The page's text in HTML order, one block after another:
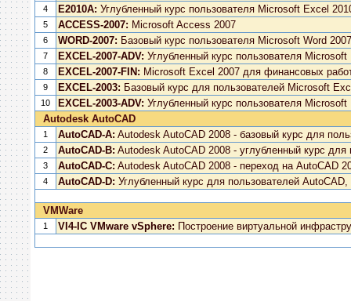
4 E2010A: Углубленный курс пользователя Microsoft Excel
5 ACCESS-2007: Microsoft Access 2007
6 WORD-2007: Базовый курс пользователя Microsoft Word 2007
7 EXCEL-2007-ADV: Углубленный курс пользователя
8 EXCEL-2007-FIN: Microsoft Excel 2007 для финансовых
9 EXCEL-2003: Базовый курс для пользователей Microsoft
10 EXCEL-2003-ADV: Углубленный курс пользователя
Autodesk AutoCAD
1 AutoCAD-A: Autodesk AutoCAD 2008 - базовый курс для
2 AutoCAD-B: Autodesk AutoCAD 2008 - углубленный курс
3 AutoCAD-C: Autodesk AutoCAD 2008 - переход на AutoCAD
4 AutoCAD-D: Углубленный курс для пользователей AutoCAD,
VMWare
1 VI4-IC VMware vSphere: Построение виртуальной